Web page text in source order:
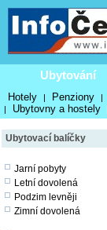
Ubytování
Hotely | Penziony |
| Ubytovny a hostely
Ubytovací balíčky
Jarní pobyty
Letní dovolená
Podzim levněji
Zimní dovolená